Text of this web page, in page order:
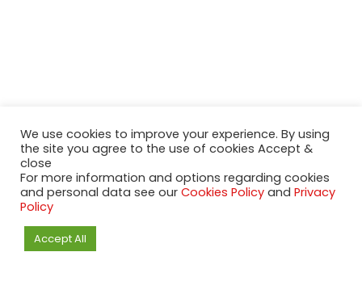
2020-2023 NeueModelleAutos.de. KaripNetwork - All rights
We use cookies to improve your experience. By using
the site you agree to the use of cookies Accept &
close
For more information and options regarding cookies
and personal data see our Cookies Policy and Privacy
Policy
Accept All